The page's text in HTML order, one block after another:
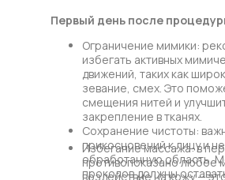
Первый день после
Ограничение мимики:
избегать активных
движений, таких как
зевание, смех. Это
смещения нитей и
закрепление в тканях.
Сохранение чистоты:
прикосновений к лицу и
обработанную область.
проколов должны
Избегание массажа: в
противопоказано любое
воздействие на кожу —